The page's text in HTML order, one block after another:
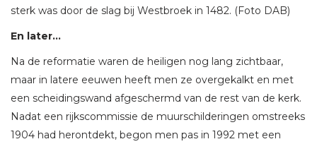
sterk was door de slag bij Westbroek in 1482. (Foto DAB)
En later…
Na de reformatie waren de heiligen nog lang zichtbaar,
maar in latere eeuwen heeft men ze overgekalkt en met
een scheidingswand afgeschermd van de rest van de kerk.
Nadat een rijkscommissie de muurschilderingen omstreeks
1904 had herontdekt, begon men pas in 1992 met een